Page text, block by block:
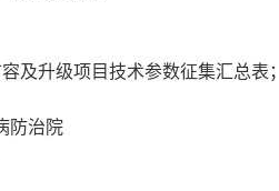
及升级项目技术参数征集汇总表；
防治院